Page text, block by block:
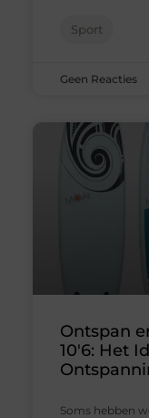
Sport
Geen Reacties
Ontspan
10'6: Het
Soms hebben